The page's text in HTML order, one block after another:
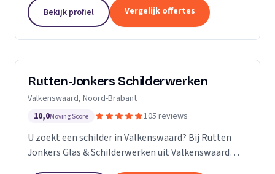
kostenbesparend voor u als klant. Bovendien kunt u
rekenen op...
Bekijk profiel Vergelijk offertes
Rutten-Jonkers Schilderwerken
Valkenswaard, Noord-Brabant
10,0Moving Score 105 reviews
U zoekt een schilder in Valkenswaard? Bij Rutten
Jonkers Glas & Schilderwerken uit Valkenswaard